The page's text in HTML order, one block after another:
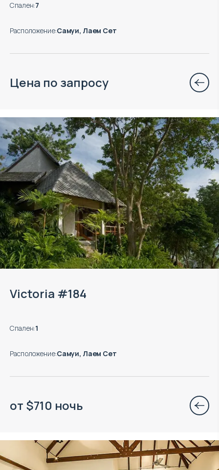
Спален:7
Расположение:Самуи, Лаем Сет
Цена по запросу
Viсtoria #184
Спален:1
Расположение:Самуи, Лаем Сет
от $710 ночь